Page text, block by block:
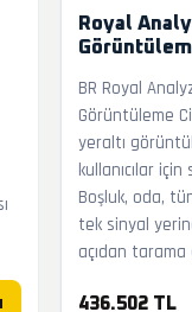
Royal
BR Royal
Görüntüleme
yeraltı
kullanıcılar
Boşluk, oda,
tek sinyal
açıdan tarama
436.502 TL